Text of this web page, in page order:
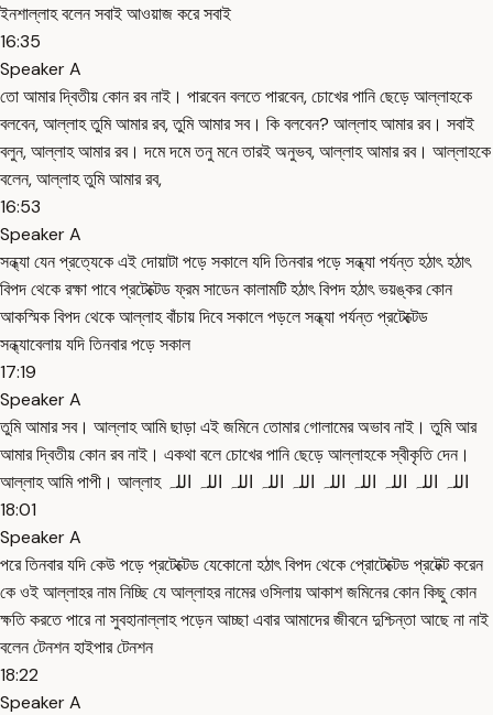
ইনশাল্লাহ বলেন সবাই আওয়াজ করে সবাই
16:35
Speaker A
তো আমার দ্বিতীয় কোন রব নাই। পারবেন বলতে পারবেন, চোখের পানি ছেড়ে আল্লাহকে
বলবেন, আল্লাহ তুমি আমার রব, তুমি আমার সব। কি বলবেন? আল্লাহ আমার রব। সবাই
বলুন, আল্লাহ আমার রব। দমে দমে তনু মনে তারই অনুভব, আল্লাহ আমার রব। আল্লাহকে
বলেন, আল্লাহ তুমি আমার রব,
16:53
Speaker A
সন্ধ্যা যেন প্রত্যেকে এই দোয়াটা পড়ে সকালে যদি তিনবার পড়ে সন্ধ্যা পর্যন্ত হঠাৎ হঠাৎ
বিপদ থেকে রক্ষা পাবে প্রটেক্টেড ফ্রম সাডেন কালামটি হঠাৎ বিপদ হঠাৎ ভয়ঙ্কর কোন
আকস্মিক বিপদ থেকে আল্লাহ বাঁচায় দিবে সকালে পড়লে সন্ধ্যা পর্যন্ত প্রটেক্টেড
সন্ধ্যাবেলায় যদি তিনবার পড়ে সকাল
17:19
Speaker A
তুমি আমার সব। আল্লাহ আমি ছাড়া এই জমিনে তোমার গোলামের অভাব নাই। তুমি আর
আমার দ্বিতীয় কোন রব নাই। একথা বলে চোখের পানি ছেড়ে আল্লাহকে স্বীকৃতি দেন।
আল্লাহ আমি পাপী। আল্লাহ اللہ اللہ اللہ اللہ اللہ اللہ اللہ اللہ اللہ اللہ
18:01
Speaker A
পরে তিনবার যদি কেউ পড়ে প্রটেক্টেড যেকোনো হঠাৎ বিপদ থেকে প্রোটেক্টেড প্রটেক্ট করেন
কে ওই আল্লাহর নাম নিচ্ছি যে আল্লাহর নামের ওসিলায় আকাশ জমিনের কোন কিছু কোন
ক্ষতি করতে পারে না সুবহানাল্লাহ পড়েন আচ্ছা এবার আমাদের জীবনে দুশ্চিন্তা আছে না নাই
বলেন টেনশন হাইপার টেনশন
18:22
Speaker A